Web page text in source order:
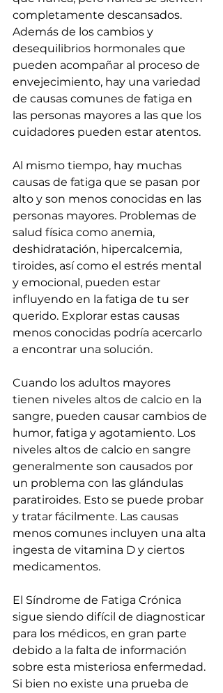
completamente descansados.
Además de los cambios y
desequilibrios hormonales que
pueden acompañar al proceso de
envejecimiento, hay una variedad
de causas comunes de fatiga en
las personas mayores a las que los
cuidadores pueden estar atentos.
Al mismo tiempo, hay muchas
causas de fatiga que se pasan por
alto y son menos conocidas en las
personas mayores. Problemas de
salud física como anemia,
deshidratación, hipercalcemia,
tiroides, así como el estrés mental
y emocional, pueden estar
influyendo en la fatiga de tu ser
querido. Explorar estas causas
menos conocidas podría acercarlo
a encontrar una solución.
Cuando los adultos mayores
tienen niveles altos de calcio en la
sangre, pueden causar cambios de
humor, fatiga y agotamiento. Los
niveles altos de calcio en sangre
generalmente son causados ​​por
un problema con las glándulas
paratiroides. Esto se puede probar
y tratar fácilmente. Las causas
menos comunes incluyen una alta
ingesta de vitamina D y ciertos
medicamentos.
El Síndrome de Fatiga Crónica
sigue siendo difícil de diagnosticar
para los médicos, en gran parte
debido a la falta de información
sobre esta misteriosa enfermedad.
Si bien no existe una prueba de